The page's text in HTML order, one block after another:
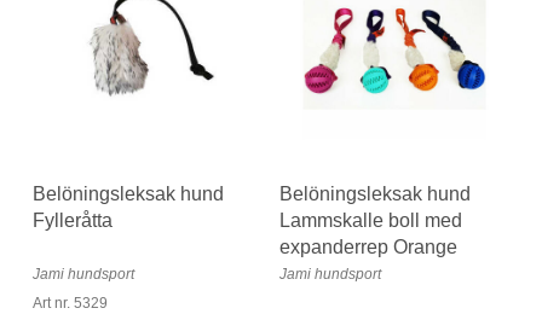
Belöningsleksak hund
Fylleråtta
Jami hundsport
Art nr. 5329
Belöningsleksak hund
Lammskalle boll med
expanderrep Orange
Jami hundsport